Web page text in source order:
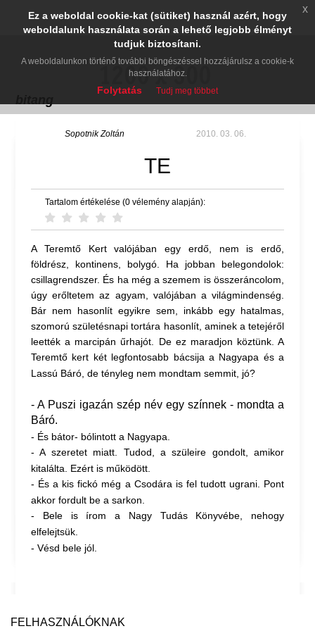
Sopotnik Zoltán 2010. 03. 06.
TE
Tartalom értékelése (0 vélemény alapján):
A Teremtő Kert valójában egy erdő, nem is erdő,
földrész, kontinens, bolygó. Ha jobban belegondolok:
csillagrendszer. És ha még a szemem is összeráncolom,
úgy erőltetem az agyam, valójában a világmindenség.
Bár nem hasonlít egyikre sem, inkább egy hatalmas,
szomorú születésnapi tortára hasonlít, aminek a tetejéről
leették a marcipán űrhajót. De ez maradjon köztünk. A
Teremtő kert két legfontosabb bácsija a Nagyapa és a
Lassú Báró, de tényleg nem mondtam semmit, jó?
- A Puszi igazán szép név egy színnek - mondta a
Báró.
- És bátor- bólintott a Nagyapa.
- A szeretet miatt. Tudod, a szüleire gondolt, amikor
kitalálta. Ezért is működött.
- És a kis fickó még a Csodára is fel tudott ugrani. Pont
akkor fordult be a sarkon.
- Bele is írom a Nagy Tudás Könyvébe, nehogy
elfelejtsük.
- Vésd bele jól.
FELHASZNÁLÓKNAK
Ez a weboldal cookie-kat (sütiket) használ azért, hogy
weboldalunk használata során a lehető legjobb élményt
tudjuk biztosítani.
A weboldalunkon történő további böngészéssel hozzájárulsz a cookie-k
használatához.
Folytatás Tudj meg többet
x